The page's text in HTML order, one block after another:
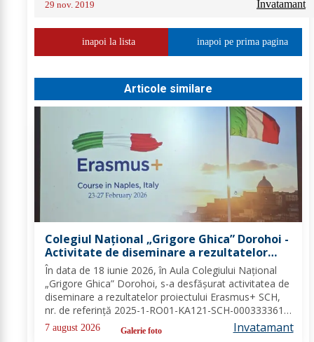
29 nov. 2019 Invatamant
inapoi la lista inapoi pe prima pagina
Articole similare
Colegiul Național „Grigore Ghica” Dorohoi -
Activitate de diseminare a rezultatelor
proiectului Erasmus+ SCH, 2025-1-RO01-
KA121-SCH-000333361
În data de 18 iunie 2026, în Aula Colegiului Național
„Grigore Ghica” Dorohoi, s-a desfășurat activitatea de
diseminare a rezultatelor proiectului Erasmus+ SCH,
nr. de referință 2025-1-RO01-KA121-SCH-000333361,
organizată de contabilul-șef, doamna Hrab Cristina, și
secretarul unității, doamna Alexa...
7 august 2026 Galerie foto Invatamant